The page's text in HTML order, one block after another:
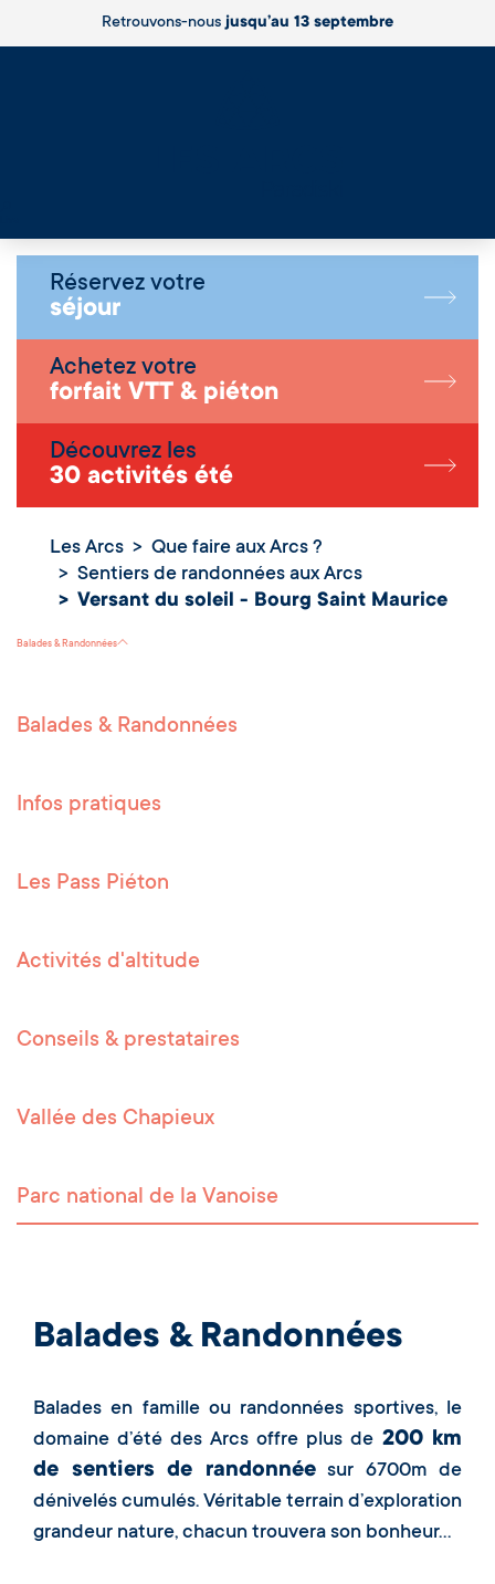
Retrouvons-nousjusqu’au 13 septembre
Réservez votre
séjour
Achetez votre
forfait VTT & piéton
Découvrez les
30 activités été
Les Arcs
Que faire aux Arcs ?
Sentiers de randonnées aux Arcs
Versant du soleil - Bourg Saint Maurice
Versant du
soleil - Bourg
Balades & Randonnées
Balades & Randonnées
Infos pratiques
Les Pass Piéton
Activités d'altitude
Conseils & prestataires
Vallée des Chapieux
Parc national de la Vanoise
Balades & Randonnées
Balades en famille ou randonnées sportives, le
domaine d’été des Arcs offre plus de 200 km
de sentiers de randonnéesur 6700m de
dénivelés cumulés. Véritable terrain d’exploration
grandeur nature, chacun trouvera son bonheur…